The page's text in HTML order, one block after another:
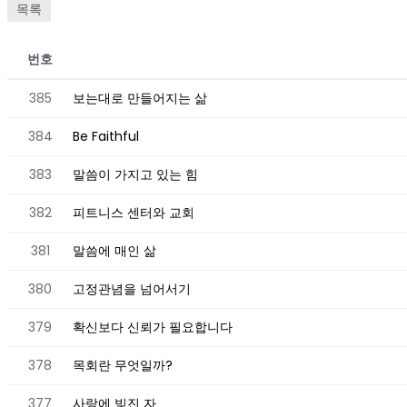
목록
번호
385 보는대로 만들어지는 삶
384 Be Faithful
383 말씀이 가지고 있는 힘
382 피트니스 센터와 교회
381 말씀에 매인 삶
380 고정관념을 넘어서기
379 확신보다 신뢰가 필요합니다
378 목회란 무엇일까?
377 사랑에 빚진 자